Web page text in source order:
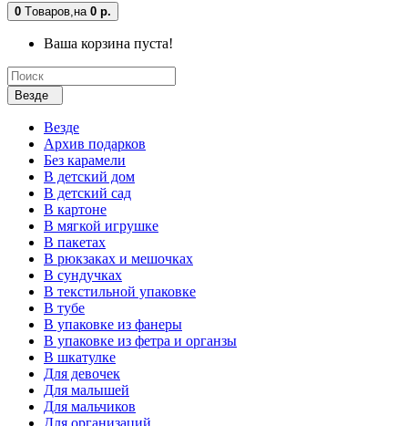
0 Tоваров, на 0 р.
Ваша корзина пуста!
Везде
Везде
Архив подарков
Без карамели
В детский дом
В детский сад
В картоне
В мягкой игрушке
В пакетах
В рюкзаках и мешочках
В сундучках
В текстильной упаковке
В тубе
В упаковке из фанеры
В упаковке из фетра и органзы
В шкатулке
Для девочек
Для малышей
Для мальчиков
Для организаций